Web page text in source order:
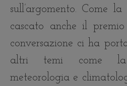
sull’argomento. Come
cascato anche il
conversazione ci ha
altri temi come
meteorologia e